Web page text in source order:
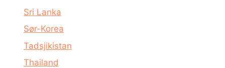
Sri Lanka
Sør-Korea
Tadsjikistan
Thailand